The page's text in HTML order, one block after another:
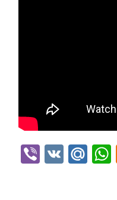
Viber
VK